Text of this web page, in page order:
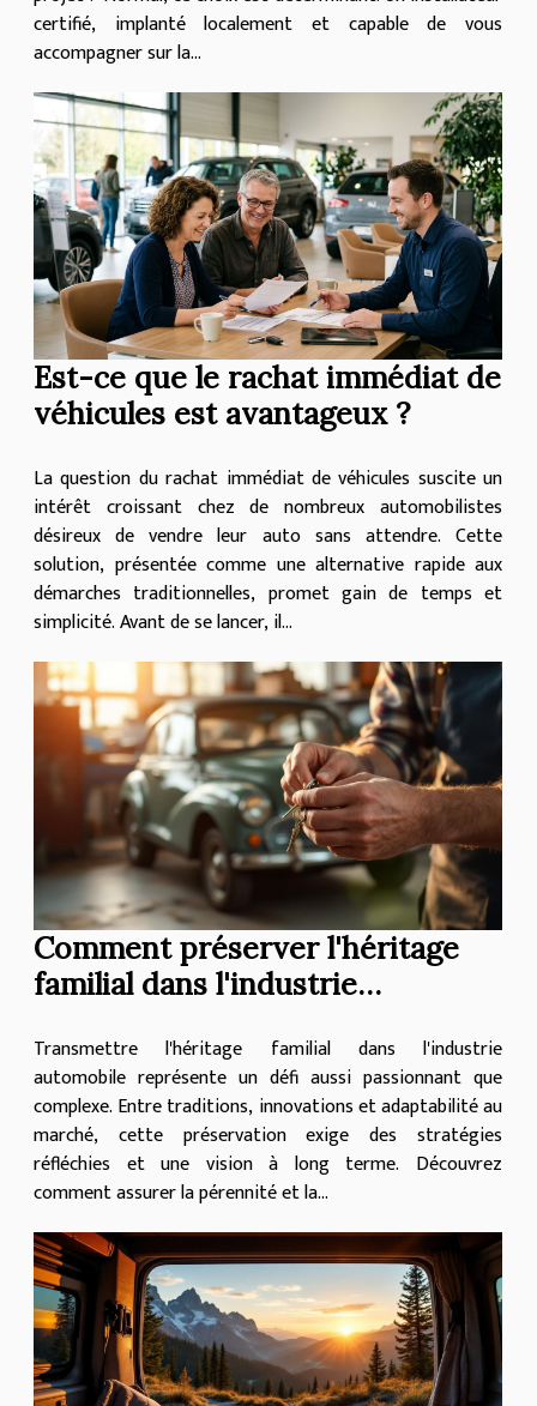
certifié, implanté localement et capable de vous
accompagner sur la...
Est-ce que le rachat immédiat de
véhicules est avantageux ?
La question du rachat immédiat de véhicules suscite un
intérêt croissant chez de nombreux automobilistes
désireux de vendre leur auto sans attendre. Cette
solution, présentée comme une alternative rapide aux
démarches traditionnelles, promet gain de temps et
simplicité. Avant de se lancer, il...
Comment préserver l'héritage
familial dans l'industrie
Transmettre l'héritage familial dans l'industrie
automobile représente un défi aussi passionnant que
complexe. Entre traditions, innovations et adaptabilité au
marché, cette préservation exige des stratégies
réfléchies et une vision à long terme. Découvrez
comment assurer la pérennité et la...